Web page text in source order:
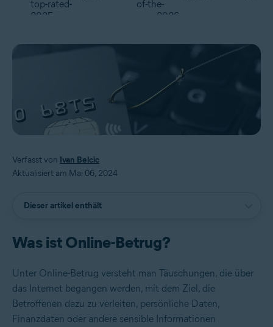
Verfasst von Ivan Belcic
Aktualisiert am Mai 06, 2024
Dieser artikel enthält
Was ist Online-Betrug?
Unter Online-Betrug versteht man Täuschungen, die über
das Internet begangen werden, mit dem Ziel, die
Betroffenen dazu zu verleiten, persönliche Daten,
Finanzdaten oder andere sensible Informationen